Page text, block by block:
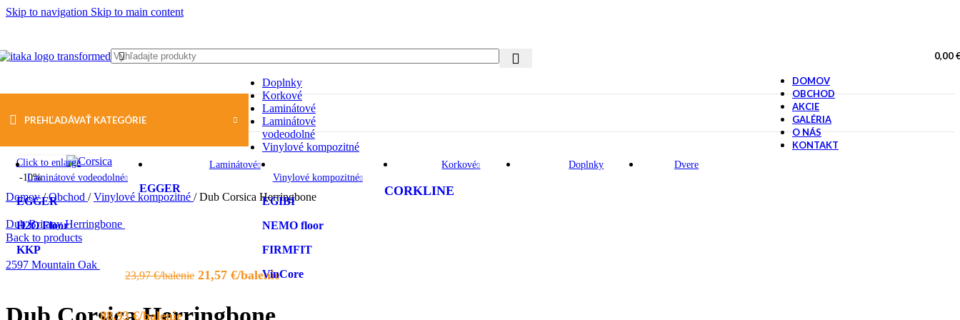
Skip to navigation Skip to main content
VYBER KATEGÓRIE
Doplnky
Korkové
Laminátové
Laminátové
vodeodolné
Vinylové kompozitné
0,00
PREHĽADÁVAŤ KATEGÓRIE
Laminátové vodeodolné
EGGER
H2O Floor
KKP
Laminátové
EGGER
Vinylové kompozitné
EGIBI
NEMO floor
FIRMFIT
VinCore
Korkové
CORKLINE
Doplnky Dvere
DOMOV
OBCHOD
AKCIE
GALÉRIA
O NÁS
KONTAKT
-10%
Click to enlarge
Domov/ Obchod / Vinylové kompozitné / Dub Corsica Herringbone
Dub Britany Herringbone
23,97€
Pôvodná
bola:
21,57 €
Aktuálna
Back to products
2597 Mountain Oak
88,93€